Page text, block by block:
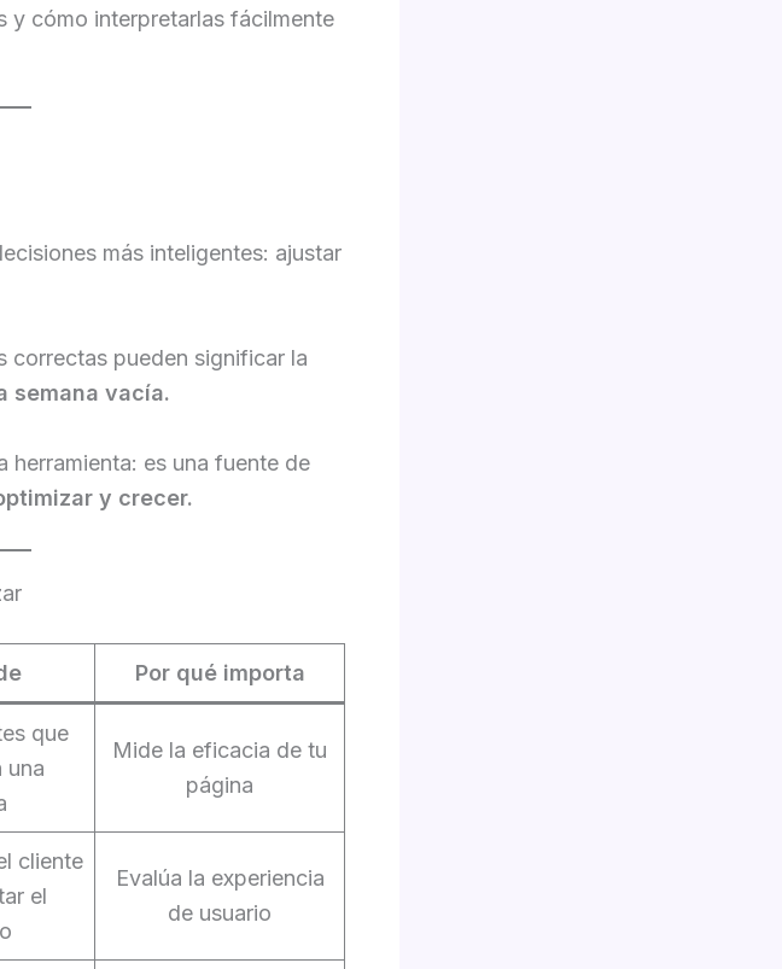
y cómo interpretarlas fácilmente
más inteligentes: ajustar
correctas pueden significar la
semana vacía.
herramienta: es una fuente de
y crecer.
Por qué importa
que
una
Mide la eficacia de tu
página
cliente
el
Evalúa la experiencia
de usuario